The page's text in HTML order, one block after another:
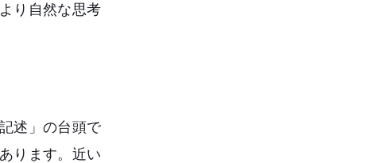
り自然な思考
述」の台頭で
ります。近い